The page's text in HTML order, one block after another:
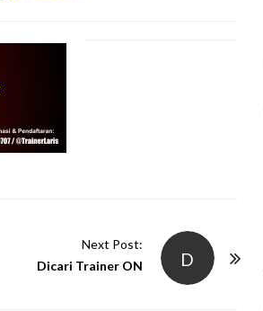
D
Next Post:
Dicari Trainer ON